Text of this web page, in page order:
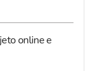
online e